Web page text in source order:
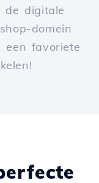
de digitale
domein
favoriete